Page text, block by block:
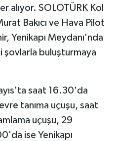
alıyor. SOLOTÜRK Kol
Bakıcı ve Hava Pilot
Yenikapı Meydanı'nda
şovlarla buluşturmaya
saat 16.30'da
tanıma uçuşu, saat
uçuşu, 29
ise Yenikapı